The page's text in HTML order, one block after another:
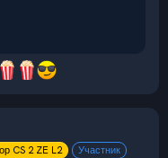
CS 2 ZE L2 Участник